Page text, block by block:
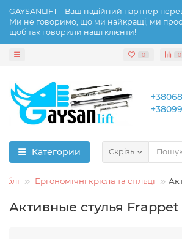
GAYSANLIFT – Ваш надійний партнер
Ми не говоримо, що ми найкращі, ми
щоб так говорили наші клієнти!
0 0
Категории Скрізь
Ергономічні крісла та стільці
Активные стулья Frappet